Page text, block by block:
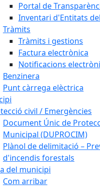
Portal de
Inventari d'Entitats
Tràmits
Tràmits i gestions
Factura electrònica
Notificacions
Benzinera
Punt càrrega elèctrica
civil / Emergències
Document Únic de
Municipal (DUPROCIM)
Plànol de delimitació –
d'incendis forestals
del municipi
Com arribar